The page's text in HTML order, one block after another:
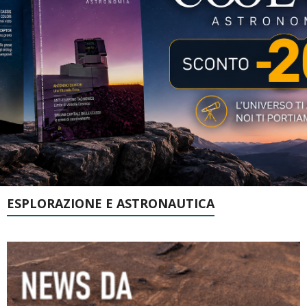
ESPLORAZIONE E ASTRONAUTICA